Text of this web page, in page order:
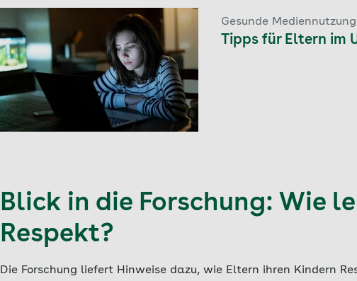
Gesunde Mediennutzung
Tipps für Eltern im
Blick in die Forschung: Wie
Respekt?
Die Forschung liefert Hinweise dazu, wie Eltern ihren Kindern